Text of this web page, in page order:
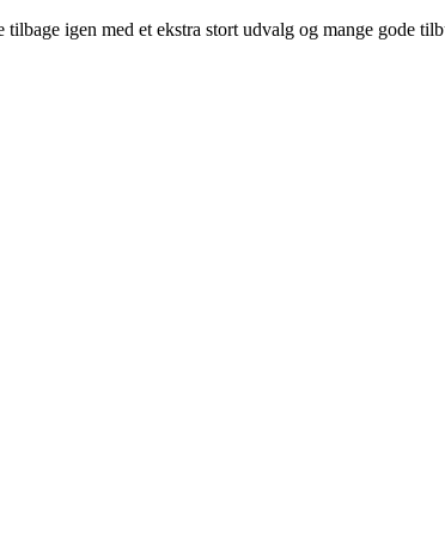
igen med et ekstra stort udvalg og mange gode